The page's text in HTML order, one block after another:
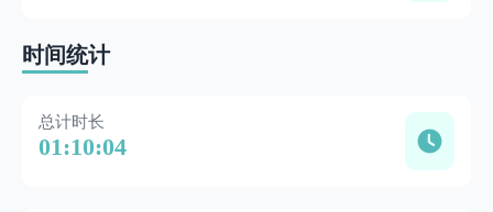
时间统计
总计时长
01:10:04